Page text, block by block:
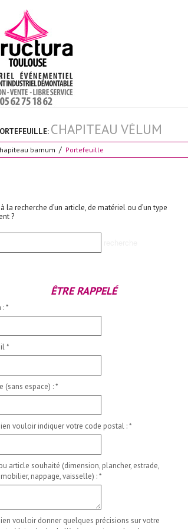
CHAPITEAU VÉLUM
barnum Portefeuille
la recherche d’un article, de matériel ou d’un type
?
ÊTRE RAPPELÉ
:*
*
(sans espace) :*
vouloir indiquer votre code postal :*
article souhaité (dimension, plancher, estrade,
nappage, vaisselle) :*
vouloir donner quelques précisions sur votre